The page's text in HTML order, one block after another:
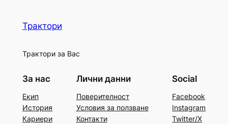
Трактори
Трактори за Вас
За нас
Екип
История
Кариери
Лични данни
Поверителност
Условия за ползване
Контакти
Social
Facebook
Instagram
Twitter/X